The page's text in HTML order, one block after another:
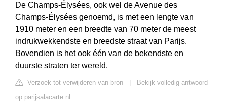
De Champs-Élysées, ook wel de Avenue des
Champs-Élysées genoemd, is met een lengte van
1910 meter en een breedte van 70 meter de meest
indrukwekkendste en breedste straat van Parijs.
Bovendien is het ook één van de bekendste en
duurste straten ter wereld.
Verzoek tot verwijderen van bron
Bekijk volledig antwoord
op parijsalacarte.nl